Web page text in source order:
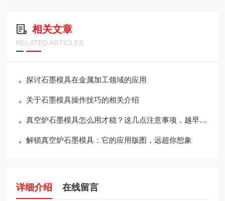
相关文章
RELATED ARTICLES
探讨石墨模具在金属加工领域的应用
关于石墨模具操作技巧的相关介绍
真空炉石墨模具怎么用才稳？这几点注意事项，越早知道越省心
解锁真空炉石墨模具：它的应用版图，远超你想象
详细介绍 在线留言